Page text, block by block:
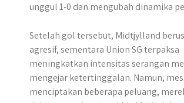
unggul 1-0 dan mengubah dinamika
Setelah gol tersebut, Midtjylland
agresif, sementara Union SG terpaksa
meningkatkan intensitas serangan
mengejar ketertinggalan. Namun,
menciptakan beberapa peluang,